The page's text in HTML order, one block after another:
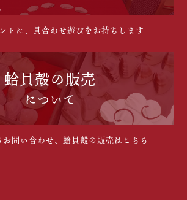
トに、貝合わせ遊びをお持ちします
蛤貝殻の販売
について
問い合わせ、蛤貝殻の販売はこちら